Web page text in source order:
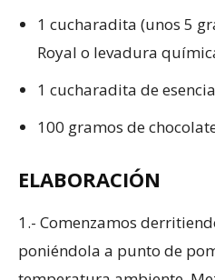
1 cucharadita (unos 5
Royal o levadura
1 cucharadita de
100 gramos de
ELABORACIÓN
1.- Comenzamos
poniéndola a punto de